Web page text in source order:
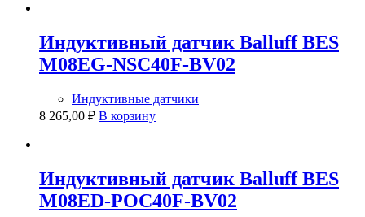
Индуктивный датчик Balluff BES
M08EG-NSC40F-BV02
Индуктивные датчики
8 265,00 ₽ В корзину
Индуктивный датчик Balluff BES
M08ED-POC40F-BV02